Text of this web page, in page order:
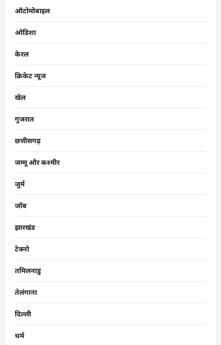
ऑटोमोबाइल
ओडिशा
केरल
क्रिकेट न्यूज
खेल
गुजरात
छत्तीसगढ़
जम्मू और कश्मीर
जुर्म
जॉब
झारखंड
टेक्नो
तमिलनाडु
तेलंगाना
दिल्ली
धर्म